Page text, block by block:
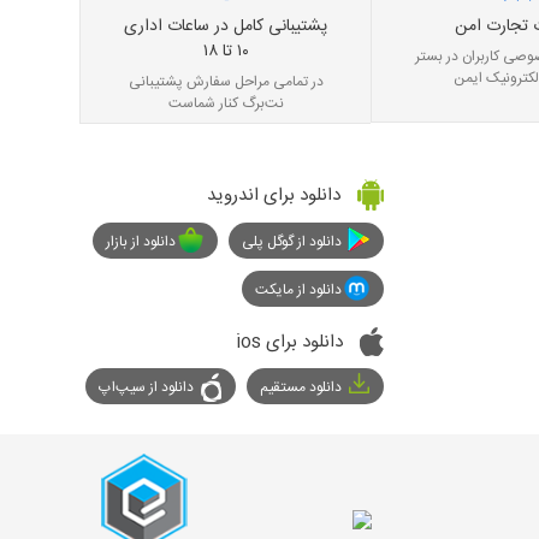
تجارت امن
کاربران در بستر
ایمن
پشتیبانی کامل در ساعات اداری
۱۰ تا ۱۸
در تمامی مراحل سفارش پشتیبانی
نت‌برگ کنار شماست
دانلود برای اندروید
دانلود از گوگل پلی
دانلود از بازار
دانلود از مایکت
دانلود برای ios
دانلود مستقیم دانلود از سیپ‌اپ